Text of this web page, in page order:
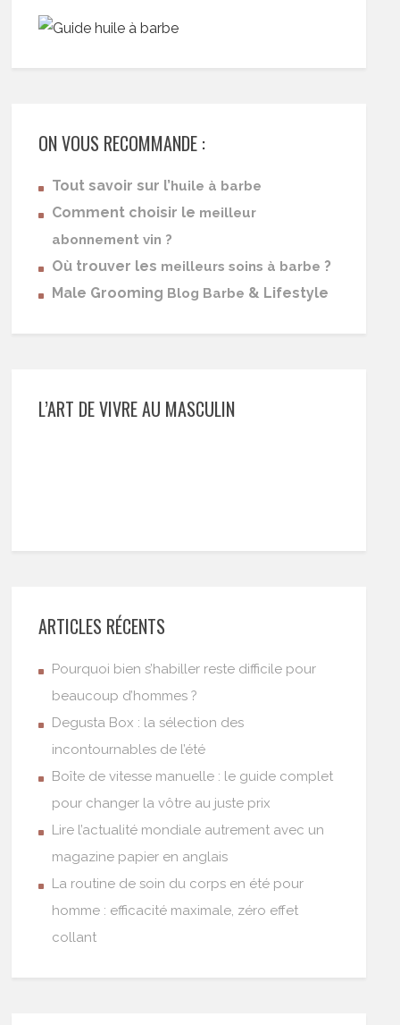
ON VOUS RECOMMANDE :
Tout savoir sur l’huile à barbe
Comment choisir le meilleur
abonnement vin ?
Où trouver les meilleurs soins à barbe ?
Male Grooming Blog Barbe & Lifestyle
L’ART DE VIVRE AU MASCULIN
ARTICLES RÉCENTS
Pourquoi bien s’habiller reste difficile pour
beaucoup d’hommes ?
Degusta Box : la sélection des
incontournables de l’été
Boîte de vitesse manuelle : le guide complet
pour changer la vôtre au juste prix
Lire l’actualité mondiale autrement avec un
magazine papier en anglais
La routine de soin du corps en été pour
homme : efficacité maximale, zéro effet
collant